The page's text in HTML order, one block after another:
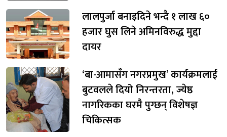
लालपुर्जा बनाइदिने भन्दै १ लाख ६०
हजार घुस लिने अमिनविरुद्ध मुद्दा
दायर
‘बा-आमासँग नगरप्रमुख’ कार्यक्रमलाई
बुटवलले दियो निरन्तरता, ज्येष्ठ
नागरिकका घरमै पुग्छन् विशेषज्ञ
चिकित्सक